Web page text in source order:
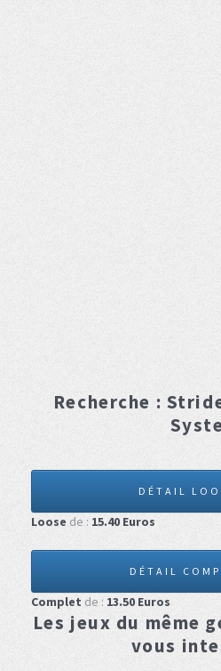
Recherche :
DÉTAIL
Loose de : 15.40 Euros
DÉTAIL
Complet de : 13.50 Euros
Les jeux du même
vous